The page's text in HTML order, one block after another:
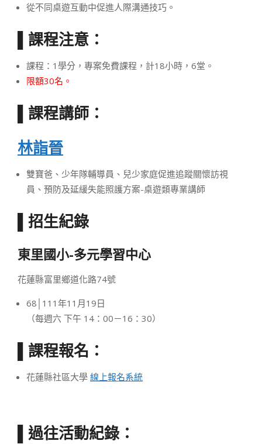
從不同桌遊互動中促進人際溝通技巧。
▌課程注意：
課程：1學分，專案免費課程，計18小時，6堂。
限額30名。
▌課程講師：
林詣晉
雙寶爸、少年隊輔導員、兒少家庭促進追蹤關懷訪視
員、預防及延緩失能照護方案-桌遊類專業講師
▌招生紀錄
東里國小-多元學習中心
花蓮縣富里鄉道化路74號
68│111年11月19日
（每週六 下午 14：00－16：30）
▌課程報名：
花蓮縣社區大學 線上報名系統
▌過往活動紀錄：